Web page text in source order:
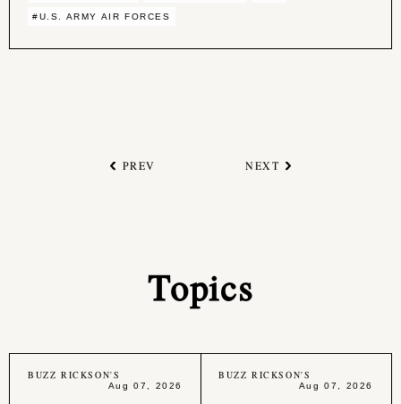
#U.S. ARMY AIR FORCES
PREV NEXT
Topics
BUZZ RICKSON'S
Aug 07, 2026
BUZZ RICKSON'S
Aug 07, 2026